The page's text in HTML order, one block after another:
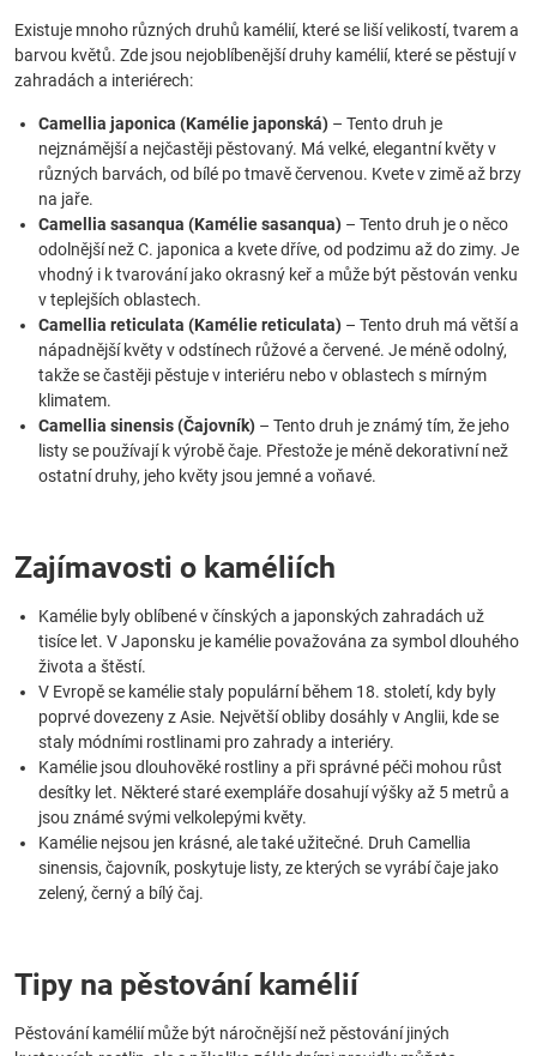
Existuje mnoho různých druhů kamélií, které se liší velikostí, tvarem a
barvou květů. Zde jsou nejoblíbenější druhy kamélií, které se pěstují v
zahradách a interiérech:
Camellia japonica (Kamélie japonská) – Tento druh je
nejznámější a nejčastěji pěstovaný. Má velké, elegantní květy v
různých barvách, od bílé po tmavě červenou. Kvete v zimě až brzy
na jaře.
Camellia sasanqua (Kamélie sasanqua) – Tento druh je o něco
odolnější než C. japonica a kvete dříve, od podzimu až do zimy. Je
vhodný i k tvarování jako okrasný keř a může být pěstován venku
v teplejších oblastech.
Camellia reticulata (Kamélie reticulata) – Tento druh má větší a
nápadnější květy v odstínech růžové a červené. Je méně odolný,
takže se častěji pěstuje v interiéru nebo v oblastech s mírným
klimatem.
Camellia sinensis (Čajovník) – Tento druh je známý tím, že jeho
listy se používají k výrobě čaje. Přestože je méně dekorativní než
ostatní druhy, jeho květy jsou jemné a voňavé.
Zajímavosti o kaméliích
Kamélie byly oblíbené v čínských a japonských zahradách už
tisíce let. V Japonsku je kamélie považována za symbol dlouhého
života a štěstí.
V Evropě se kamélie staly populární během 18. století, kdy byly
poprvé dovezeny z Asie. Největší obliby dosáhly v Anglii, kde se
staly módními rostlinami pro zahrady a interiéry.
Kamélie jsou dlouhověké rostliny a při správné péči mohou růst
desítky let. Některé staré exempláře dosahují výšky až 5 metrů a
jsou známé svými velkolepými květy.
Kamélie nejsou jen krásné, ale také užitečné. Druh Camellia
sinensis, čajovník, poskytuje listy, ze kterých se vyrábí čaje jako
zelený, černý a bílý čaj.
Tipy na pěstování kamélií
Pěstování kamélií může být náročnější než pěstování jiných